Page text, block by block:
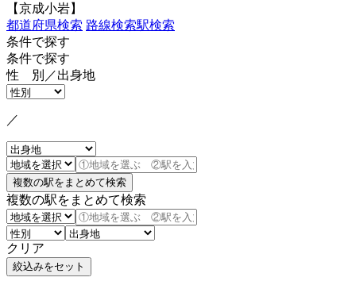
【京成小岩】
都道府県検索 路線検索駅検索
条件で探す
条件で探す
性 別／出身地
／
複数の駅をまとめて検索
クリア